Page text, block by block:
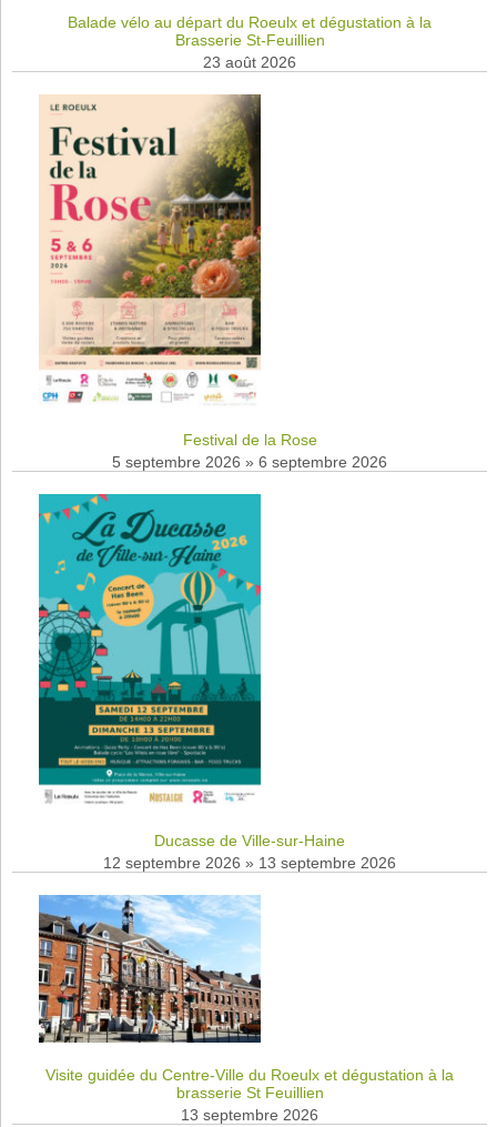
Balade vélo au départ du Roeulx et dégustation à la
Brasserie St-Feuillien
23 août 2026
Festival de la Rose
5 septembre 2026 » 6 septembre 2026
Ducasse de Ville-sur-Haine
12 septembre 2026 » 13 septembre 2026
Visite guidée du Centre-Ville du Roeulx et dégustation à la
brasserie St Feuillien
13 septembre 2026